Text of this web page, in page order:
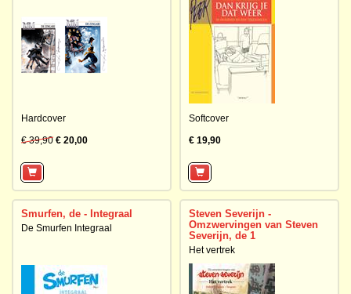
Hardcover
€ 39,90 € 20,00
Softcover
€ 19,90
Smurfen, de - Integraal
De Smurfen Integraal
Steven Severijn -
Omzwervingen van Steven
Severijn, de 1
Het vertrek